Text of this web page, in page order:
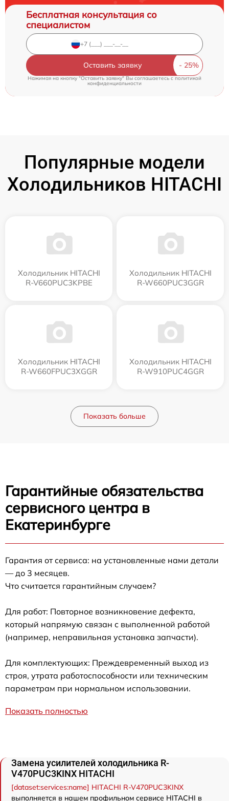
Бесплатная консультация со
специалистом
Оставить заявку
Нажимая на кнопку "Оставить заявку" Вы соглашаетесь cполитикой
конфиденциальности
Популярные модели
Холодильников HITACHI
Холодильник HITACHI
R-V660PUC3KPBE
Холодильник HITACHI
R-W660PUC3GGR
Холодильник HITACHI
R-W660FPUC3XGGR
Холодильник HITACHI
R-W910PUC4GGR
Показать больше
Гарантийные обязательства
сервисного центра в
Екатеринбурге
Гарантия от сервиса: на установленные нами детали
— до 3 месяцев.
Что считается гарантийным случаем?
Для работ: Повторное возникновение дефекта,
который напрямую связан с выполненной работой
(например, неправильная установка запчасти).
Для комплектующих: Преждевременный выход из
строя, утрата работоспособности или техническим
параметрам при нормальном использовании.
Показать полностью
Замена усилителей холодильника R-
V470PUC3KINX HITACHI
[dataset:services:name] HITACHI R-V470PUC3KINX
выполняется в нашем профильном сервисе HITACHI в